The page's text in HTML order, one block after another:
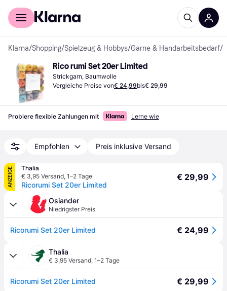
Für Shopper
Klarna/Shopping/Spielzeug & Hobbys/Garne & Handarbeitsbedarf/
Rico rumi Set 20er Limited
Strickgarn, Baumwolle
Vergleiche Preise von€ 24,99bis€ 29,99
Probiere flexible Zahlungen mit Lerne wie
Empfohlen Preis inklusive Versand
ANZEIGE
Thalia
€ 3,95 Versand, 1–2 Tage
Ricorumi Set 20er Limited
€ 29,99
Osiander
Niedrigster Preis
Ricorumi Set 20er Limited € 24,99
Thalia
€ 3,95 Versand, 1–2 Tage
Ricorumi Set 20er Limited € 29,99